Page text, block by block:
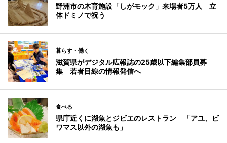
野洲市の木育施設「しがモック」来場者5万人 立
体ドミノで祝う
暮らす・働く
滋賀県がデジタル広報誌の25歳以下編集部員募
集 若者目線の情報発信へ
食べる
県庁近くに湖魚とジビエのレストラン 「アユ、ビ
ワマス以外の湖魚も」